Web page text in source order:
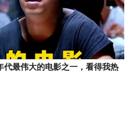
代最伟大的电影之一，看得我热